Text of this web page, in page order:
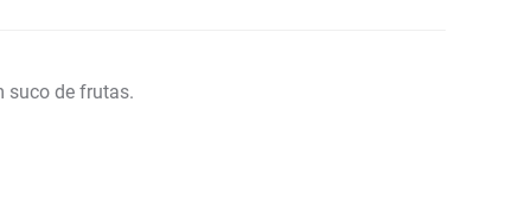
suco de frutas.